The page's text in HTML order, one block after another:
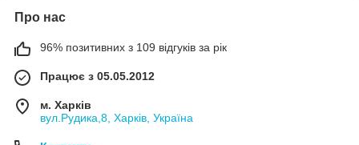
Про нас
96% позитивних з 109 відгуків за рік
Працює з 05.05.2012
м. Харків
вул.Рудика,8, Харків, Україна